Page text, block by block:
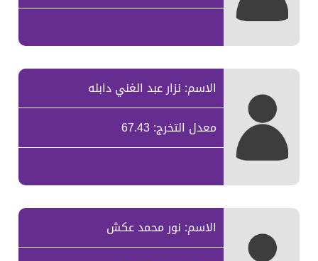
الاسم: نزار عبد الغني دابله
معدل التخرج: 67.43
الاسم: نور محمد عكش